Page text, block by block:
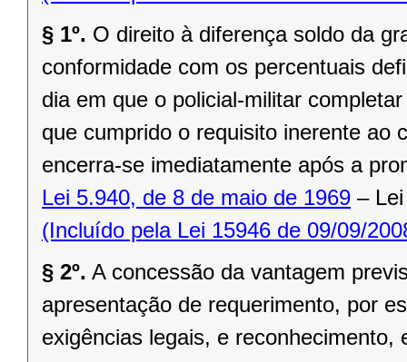
§ 1º. O direito à diferença soldo da
conformidade com os percentuais
dia em que o policial-militar
que cumprido o requisito inerente ao
encerra-se imediatamente após a
Lei 5.940, de 8 de maio de 1969 –
(Incluído pela Lei 15946 de 09/09/
§ 2º. A concessão da vantagem
apresentação de requerimento, por
exigências legais, e